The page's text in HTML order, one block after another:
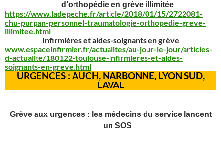
d’orthopédie en grève illimitée
https://www.ladepeche.fr/article/2018/01/15/2722081-
chu-purpan-personnel-traumatologie-orthopedie-greve-
illimitee.html
Infirmières et aides-soignants en grève
www.espaceinfirmier.fr/actualites/au-jour-le-jour/articles-
d-actualite/180122-toulouse-infirmieres-et-aides-
soignants-en-greve.html
URGENCES : AUCH, NARBONNE, LYON SUD,
LAVAL
Grève aux urgences : les médecins du service lancent
un SOS